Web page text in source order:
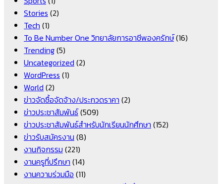
Stories (2)
Tech (1)
To Be Number One วิทยาลัยการอาชีพองครักษ์(16)
Trending(5)
Uncategorized (2)
WordPress (1)
World (2)
ข่าวจัดซื้อจัดจ้าง/ประกวดราคา (2)
ข่าวประชาสัมพันธ์(509)
ข่าวประชาสัมพันธ์สำหรับนักเรียนนักศึกษา (152)
ข่าวรับสมัครงาน (8)
งานกิจกรรม (221)
งานครูที่ปรึกษา (14)
งานความร่วมมือ (11)